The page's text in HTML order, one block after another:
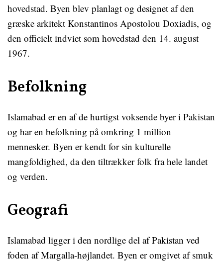
hovedstad. Byen blev planlagt og designet af den
græske arkitekt Konstantinos Apostolou Doxiadis, og
den officielt indviet som hovedstad den 14. august
1967.
Befolkning
Islamabad er en af de hurtigst voksende byer i Pakistan
og har en befolkning på omkring 1 million
mennesker. Byen er kendt for sin kulturelle
mangfoldighed, da den tiltrækker folk fra hele landet
og verden.
Geografi
Islamabad ligger i den nordlige del af Pakistan ved
foden af Margalla-højlandet. Byen er omgivet af smuk